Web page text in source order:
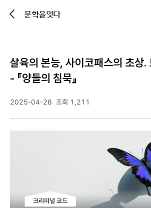
문학을잇다
살육의 본능, 사이코패스의 초상.
- 『양들의 침묵』
2025-04-28 조회 1,211